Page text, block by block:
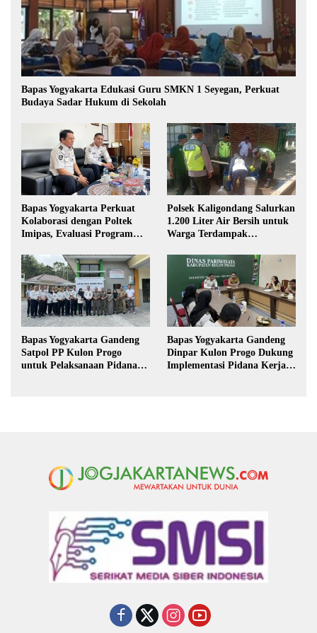
Bapas Yogyakarta Edukasi Guru SMKN 1 Seyegan, Perkuat
Budaya Sadar Hukum di Sekolah
Bapas Yogyakarta Perkuat
Kolaborasi dengan Poltek
Imipas, Evaluasi Program
Polsek Kaligondang Salurkan
1.200 Liter Air Bersih untuk
Warga Terdampak
Bapas Yogyakarta Gandeng
Satpol PP Kulon Progo
untuk Pelaksanaan Pidana
Bapas Yogyakarta Gandeng
Dinpar Kulon Progo Dukung
Implementasi Pidana Kerja